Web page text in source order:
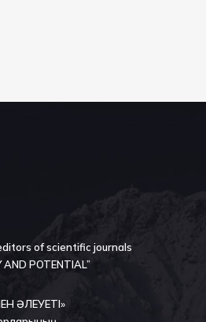
of scientific journals
POTENTIAL”
ӘЛЕУЕТІ»